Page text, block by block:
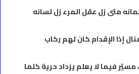
متى زل عقل المرء زل لسانه
إذا الإقدام كان لهم ركاب
مسيّر فيما لا يعلم يزداد حرية كلما